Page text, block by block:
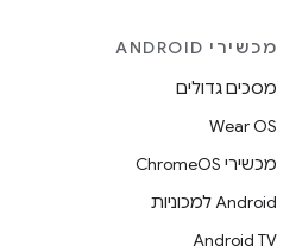
מכשירי ANDROID
מסכים גדולים
Wear OS
מכשירי ChromeOS
Android למכוניות
Android TV